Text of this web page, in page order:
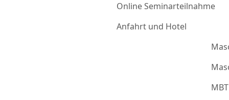
Online Seminarteilnahme
Anfahrt und Hotel